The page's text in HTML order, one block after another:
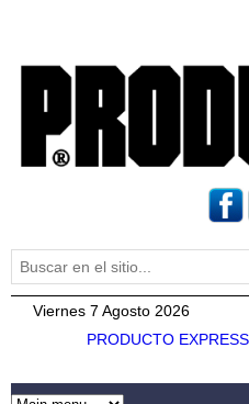
Formulario de
Buscar
Viernes 7 Agosto 2026
PRODUCTO EXPRESS